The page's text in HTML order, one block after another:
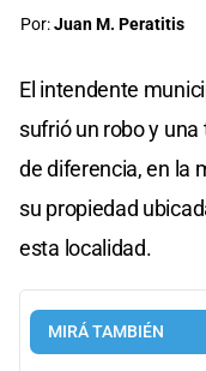
Por:Juan M. Peratitis
El intendente
sufrió un robo y
de diferencia, en la
su propiedad
esta localidad.
MIRÁ TAMBIÉN